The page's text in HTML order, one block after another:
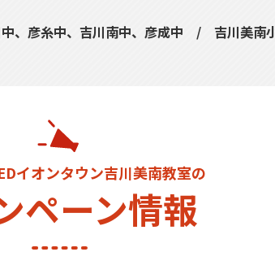
、彦糸中、吉川南中、彦成中 / 吉川美南
イオンタウン吉川美南教室の
ペーン情報